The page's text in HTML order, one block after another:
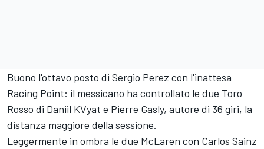
Buono l'ottavo posto di Sergio Perez con l'inattesa
Racing Point: il messicano ha controllato le due Toro
Rosso di Daniil KVyat e Pierre Gasly, autore di 36 giri, la
distanza maggiore della sessione.
Leggermente in ombra le due McLaren con Carlos Sainz